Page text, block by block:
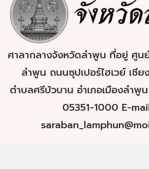
ศาลากลางจังหวัดลำพูน ที่อยู่ ศูน
ลำพูน ถนนซุปเปอร์ไฮเวย์ เชีย
ตำบลศรีบัวบาน อำเภอเมืองลำพู
05351-1000 E-